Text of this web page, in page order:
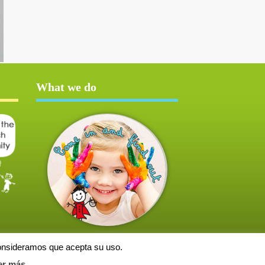
What we do
que acepta su uso.